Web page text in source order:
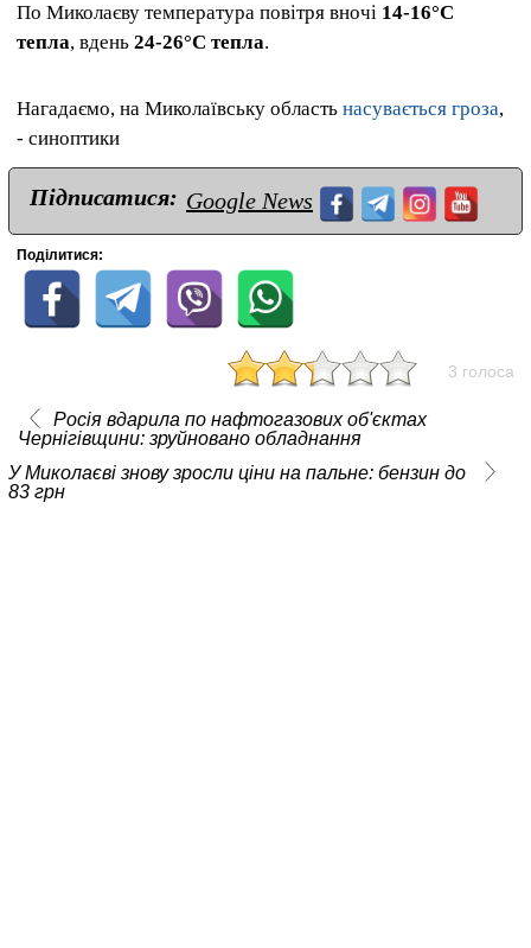
По Миколаєву температура повітря вночі 14-16°С
тепла, вдень 24-26°С тепла.
Нагадаємо, на Миколаївську область насувається гроза,
- синоптики
Підписатися: Google News
Поділитися:
3 голоса
Росія вдарила по нафтогазових об'єктах
Чернігівщини: зруйновано обладнання
У Миколаєві знову зросли ціни на пальне: бензин до
83 грн